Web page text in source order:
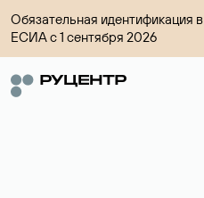
Обязательная идентификация в
ЕСИА с 1 сентября 2026